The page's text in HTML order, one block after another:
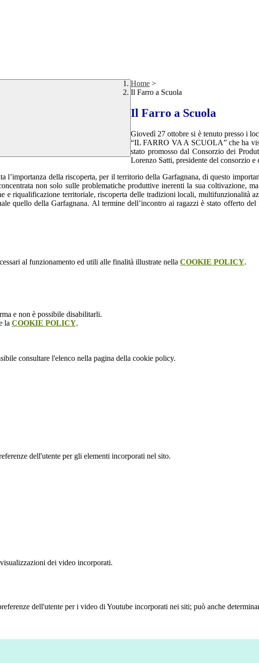
Home >
Il Farro a Scuola
Il Farro a Scuola
Giovedì 27 ottobre si è tenuto presso i
“IL FARRO VA A SCUOLA” che ha
stato promosso dal Consorzio dei
Lorenzo Satti, presidente del consorzio
della riscoperta, per il territorio della Garfagnana, di questo
non solo sulle problematiche produttive inerenti la sua coltivazione,
e riqualificazione territoriale, riscoperta delle tradizioni locali, multifunzionalità
quello della Garfagnana. Al termine dell’incontro ai ragazzi è stato offerto
al funzionamento ed utili alle finalità illustrate nella COOKIE POLICY.
e non è possibile disabilitarli.
la COOKIE POLICY.
consultare l'elenco nella pagina della cookie policy.
dell'utente per gli elementi incorporati nel sito.
dei video incorporati.
dell'utente per i video di Youtube incorporati nei siti; può anche